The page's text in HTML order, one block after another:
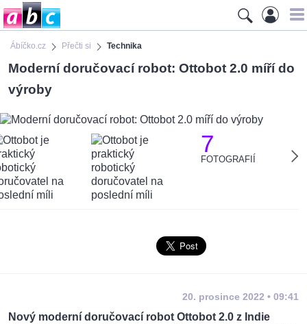
Ábíčko.cz Přečti si Technika
Moderní doručovací robot: Ottobot 2.0 míří do
výroby
7
FOTOGRAFIÍ
20. prosince 2022 • 09:41
Nový moderní doručovací robot Ottobot 2.0 z Indie